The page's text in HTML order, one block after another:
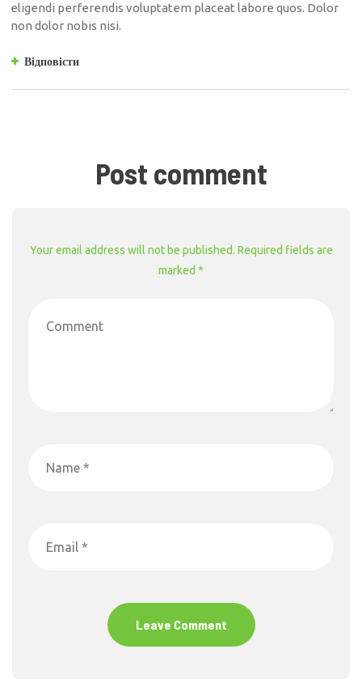
eligendi perferendis voluptatem placeat labore quos. Dolor
non dolor nobis nisi.
Відповісти
Post comment
Your email address will not be published. Required fields are
marked *